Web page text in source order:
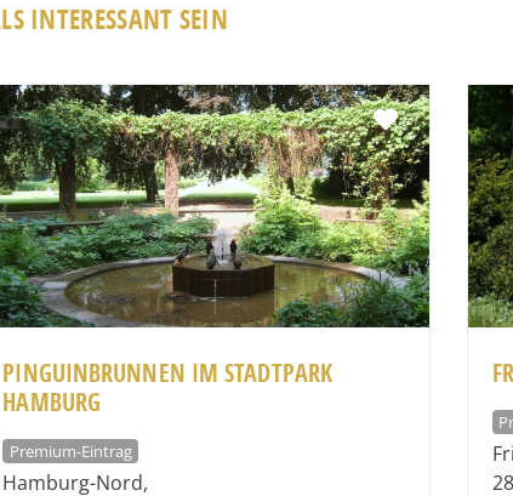
INTERESSANT SEIN
Favorit
PINGUINBRUNNEN IM STADTPARK
HAMBURG
Premium-Eintrag
Hamburg-Nord,